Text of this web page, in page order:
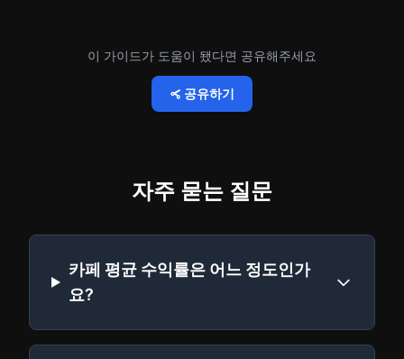
이 가이드가 도움이 됐다면 공유해주세요
공유하기
자주 묻는 질문
카페 평균 수익률은 어느 정도인가
요?